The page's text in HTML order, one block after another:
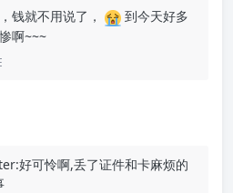
钱就不用说了，
到今天好多
啊~~~
好可怜啊,丢了证件和卡麻烦的